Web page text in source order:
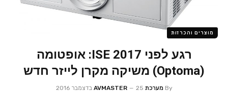
מוצרים והכרזות
רגע לפני ISE 2017: אופטומה
(Optoma) משיקה מקרן לייזר חדש
By מערכת AVMASTER 25 בדצמבר 2016